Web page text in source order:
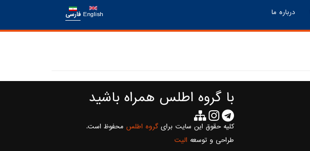
درباره ما English فارسی
با گروه اطلس همراه باشید
کلیه حقوق این سایت برایگروه اطلس محفوظ است.
طراحی و توسعه الیت